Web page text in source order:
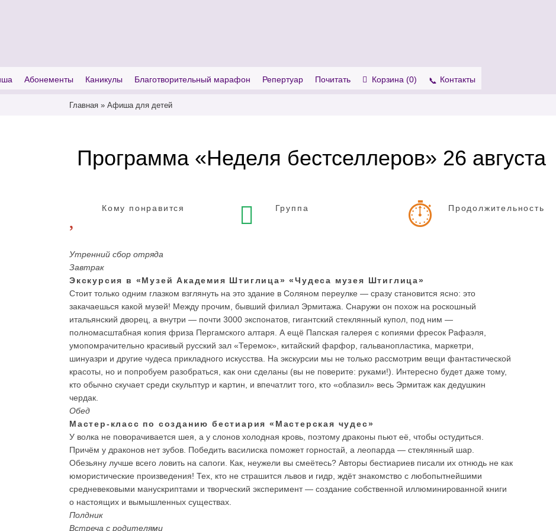
Абонементы Каникулы Благотворительный марафон Репертуар Почитать Корзина (0) Контакты
Главная » Афиша для детей
Программа «Неделя бестселлеров» 26 августа
Кому понравится Группа Продолжительность
Утренний сбор отряда
Завтрак
Экскурсия в «Музей Академия Штиглица» «Чудеса музея Штиглица»
Стоит только одним глазком взглянуть на это здание в Соляном переулке — сразу становится ясно: это
закачаешься какой музей! Между прочим, бывший филиал Эрмитажа. Снаружи он похож на роскошный
итальянский дворец, а внутри — почти 3000 экспонатов, гигантский стеклянный купол, под ним —
полномасштабная копия фриза Пергамского алтаря. А ещё Папская галерея с копиями фресок Рафаэля,
умопомрачительно красивый русский зал «Теремок», китайский фарфор, гальванопластика, маркетри,
шинуазри и другие чудеса прикладного искусства. На экскурсии мы не только рассмотрим вещи фантастической
красоты, но и попробуем разобраться, как они сделаны (вы не поверите: руками!). Интересно будет даже тому,
кто обычно скучает среди скульптур и картин, и впечатлит того, кто «облазил» весь Эрмитаж как дедушкин
чердак.
Обед
Мастер-класс по созданию бестиария «Мастерская чудес»
У волка не поворачивается шея, а у слонов холодная кровь, поэтому драконы пьют её, чтобы остудиться.
Причём у драконов нет зубов. Победить василиска поможет горностай, а леопарда — стеклянный шар.
Обезьяну лучше всего ловить на сапоги. Как, неужели вы смеётесь? Авторы бестиариев писали их отнюдь не как
юмористические произведения! Тех, кто не страшится львов и гидр, ждёт знакомство с любопытнейшими
средневековыми манускриптами и творческий эксперимент — создание собственной иллюминированной книги
о настоящих и вымышленных существах.
Полдник
Встреча с родителями